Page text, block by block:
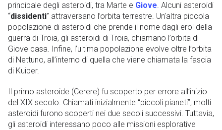
principale degli asteroidi, tra Marte e Giove. Alcuni asteroidi
“dissidenti” attraversano l’orbita terrestre. Un’altra piccola
popolazione di asteroidi che prende il nome dagli eroi della
guerra di Troia, gli asteroidi di Troia, chiamano l’orbita di
Giove casa. Infine, l’ultima popolazione evolve oltre l’orbita
di Nettuno, all’interno di quella che viene chiamata la fascia
di Kuiper.
Il primo asteroide (Cerere) fu scoperto per errore all’inizio
del XIX secolo. Chiamati inizialmente “piccoli pianeti”, molti
asteroidi furono scoperti nei due secoli successivi. Tuttavia,
gli asteroidi interessano poco alle missioni esplorative